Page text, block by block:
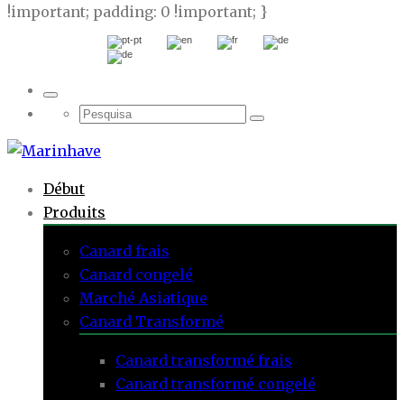
!important; padding: 0 !important; }
Début
Produits
Canard frais
Canard congelé
Marché Asiatique
Canard Transformé
Canard transformé frais
Canard transformé congelé